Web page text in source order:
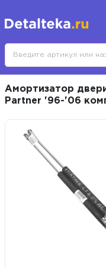
Амортизатор
Partner '96-'06